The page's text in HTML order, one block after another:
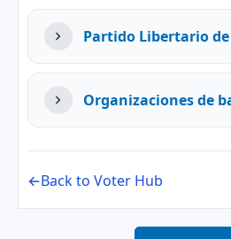
Partido Libertario de
Organizaciones de
←Back to Voter Hub